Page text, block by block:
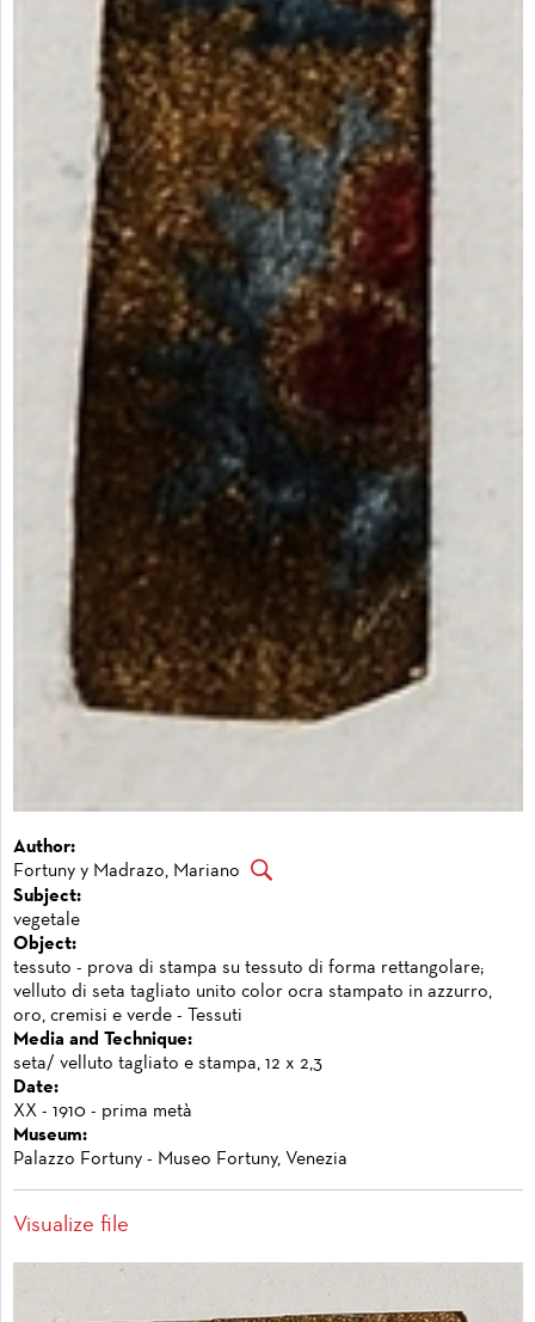
Author:
Fortuny y Madrazo, Mariano
Subject:
vegetale
Object:
tessuto - prova di stampa su tessuto di forma rettangolare;
velluto di seta tagliato unito color ocra stampato in azzurro,
oro, cremisi e verde - Tessuti
Media and Technique:
seta/ velluto tagliato e stampa, 12 x 2,3
Date:
XX - 1910 - prima metà
Museum:
Palazzo Fortuny - Museo Fortuny, Venezia
Visualize file